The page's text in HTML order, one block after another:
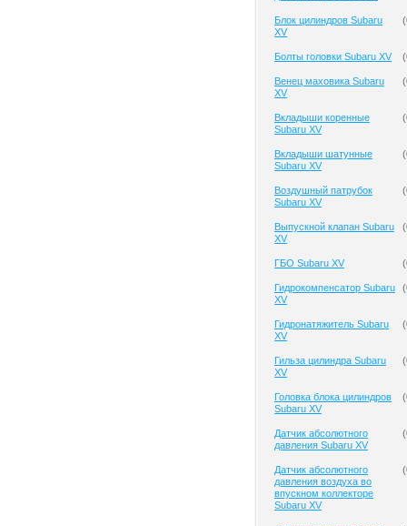
Блок цилиндров Subaru
XV
(
Болты головки Subaru XV (
Венец маховика Subaru
XV
(
Вкладыши коренные
Subaru XV
(
Вкладыши шатунные
Subaru XV
(
Воздушный патрубок
Subaru XV
(
Выпускной клапан Subaru
XV
(
ГБО Subaru XV (
Гидрокомпенсатор Subaru
XV
(
Гидронатяжитель Subaru
XV
(
Гильза цилиндра Subaru
XV
(
Головка блока цилиндров
Subaru XV
(
Датчик абсолютного
давления Subaru XV
(
Датчик абсолютного
давления воздуха во
впускном коллекторе
Subaru XV
(